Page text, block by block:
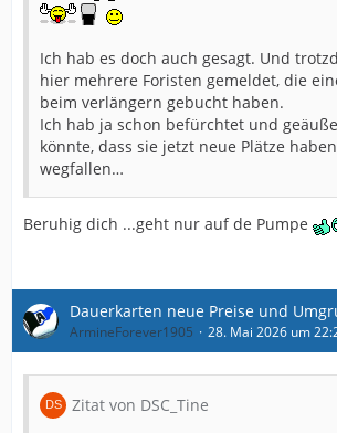
Ich hab es doch auch gesagt. Und
hier mehrere Foristen gemeldet, die
beim verlängern gebucht haben.
Ich hab ja schon befürchtet und
könnte, dass sie jetzt neue Plätze
wegfallen…
Beruhig dich ...geht nur auf de Pumpe
Dauerkarten neue Preise und
ArmineForever1905 28. Mai 2026 um
Zitat von DSC_Tine